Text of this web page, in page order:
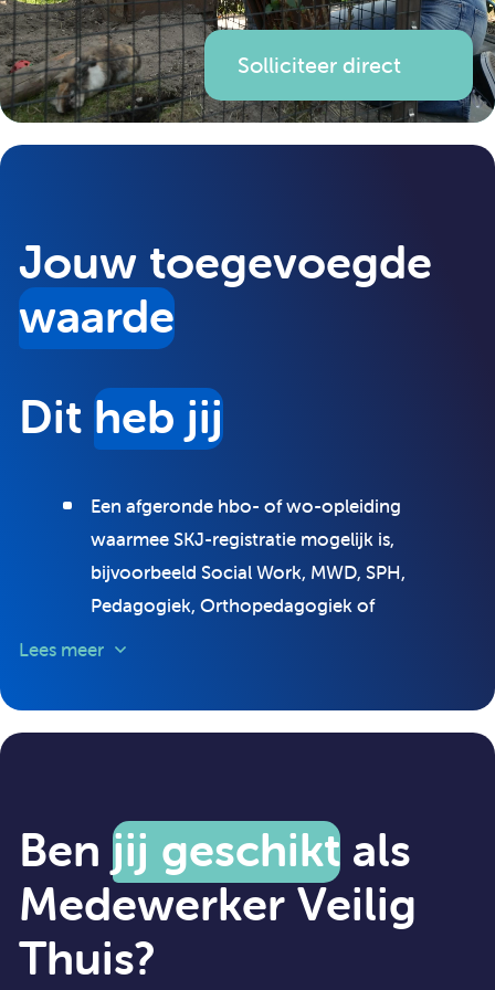
Solliciteer direct
Jouw toegevoegde
waarde
Dit heb jij
Een afgeronde hbo- of wo-opleiding
waarmee SKJ-registratie mogelijk is,
bijvoorbeeld Social Work, MWD, SPH,
Pedagogiek, Orthopedagogiek of
te registreren);
Ervaring met werken met gezinnen en
omgaan met weerstand;
Kennis van complexe gezinssystematiek en de
signalen van kindermishandeling;
Lees meer
Ben jij geschikt als
Medewerker Veilig
Thuis?